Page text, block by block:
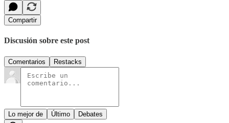
Compartir
Discusión sobre este post
Comentarios Restacks
Lo mejor de Último Debates